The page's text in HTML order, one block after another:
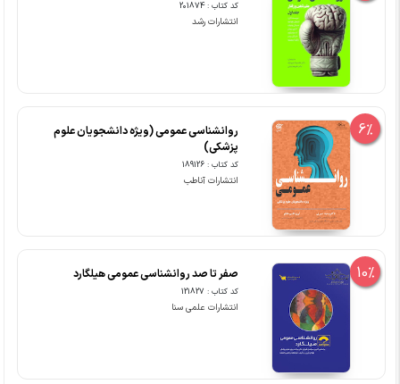
کد کتاب : 201874
انتشارات رشد
6%
روانشناسی عمومی (ویژه دانشجویان علوم
پزشکی)
کد کتاب : 189126
انتشارات آناطب
10% صفر تا صد روانشناسی عمومی هیلگارد
کد کتاب : 121827
انتشارات علمی سنا